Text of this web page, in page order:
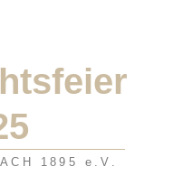
1895 e.V.